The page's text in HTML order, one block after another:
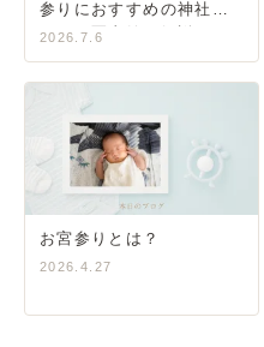
参りにおすすめの神社ガ
イド｜写真館が解説
2026.7.6
お宮参りとは？
2026.4.27